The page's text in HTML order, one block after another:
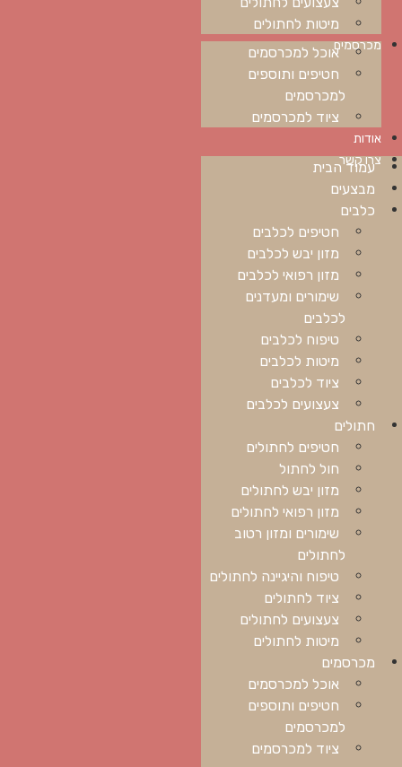
מיטות לחתולים
מכרסמיםאוכל למכרסמים
חטיפים ותוספים
למכרסמים
ציוד למכרסמים
אודות
צרו קשר
עמוד הבית
מבצעים
כלבים
חטיפים לכלבים
מזון יבש לכלבים
מזון רפואי לכלבים
שימורים ומעדנים
לכלבים
טיפוח לכלבים
מיטות לכלבים
ציוד לכלבים
צעצועים לכלבים
חתולים
חטיפים לחתולים
חול לחתול
מזון יבש לחתולים
מזון רפואי לחתולים
שימורים ומזון רטוב
לחתולים
טיפוח והיגיינה לחתולים
ציוד לחתולים
צעצועים לחתולים
מיטות לחתולים
מכרסמים
אוכל למכרסמים
חטיפים ותוספים
למכרסמים
ציוד למכרסמים